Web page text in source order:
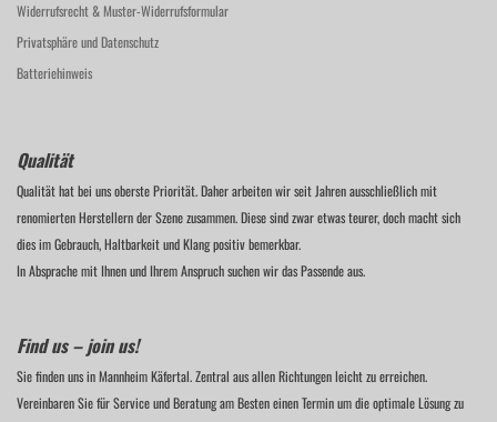
Widerrufsrecht & Muster-Widerrufsformular
Privatsphäre und Datenschutz
Batteriehinweis
Qualität
Qualität hat bei uns oberste Priorität. Daher arbeiten wir seit Jahren ausschließlich mit
renomierten Herstellern der Szene zusammen. Diese sind zwar etwas teurer, doch macht sich
dies im Gebrauch, Haltbarkeit und Klang positiv bemerkbar.
In Absprache mit Ihnen und Ihrem Anspruch suchen wir das Passende aus.
Find us – join us!
Sie finden uns in Mannheim Käfertal. Zentral aus allen Richtungen leicht zu erreichen.
Vereinbaren Sie für Service und Beratung am Besten einen Termin um die optimale Lösung zu